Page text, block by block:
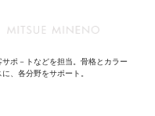
ポ－トなどを担当。骨格とカラー
、各分野をサポート。